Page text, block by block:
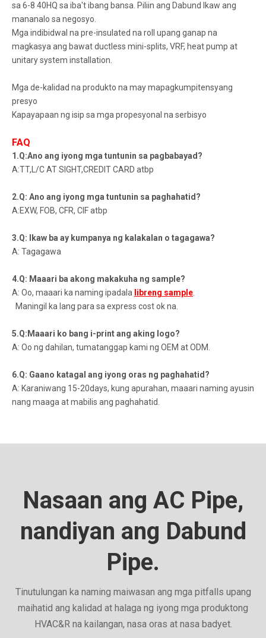
sa 6-8 40HQ sa iba't ibang bansa. Piliin ang Dabund Ikaw ang
mananalo sa negosyo.
Mga indibidwal na pre-insulated na roll upang ganap na
magkasya ang bawat ductless mini-splits, VRF, heat pump at
unitary system installation.
Mga de-kalidad na produkto na may mapagkumpitensyang
presyo
Kapayapaan ng isip sa mga propesyonal na serbisyo
FAQ
1.Q:Ano ang iyong mga tuntunin sa pagbabayad?
A:TT,L/C AT SIGHT,CREDIT CARD atbp
2.Q: Ano ang iyong mga tuntunin sa paghahatid?
A:EXW, FOB, CFR, CIF atbp
3.Q: Ikaw ba ay kumpanya ng kalakalan o tagagawa?
A: Tagagawa
4.Q: Maaari ba akong makakuha ng sample?
A: Oo, maaari ka naming ipadala libreng sample
Maningil ka lang para sa express cost ok na.
5.Q:Maaari ko bang i-print ang aking logo?
A: Oo ng dahilan, tumatanggap kami ng OEM at ODM.
6.Q: Gaano katagal ang iyong oras ng paghahatid?
A: Karaniwang 15-20days, kung apurahan, maaari naming ayusin
nang maaga at mabilis ang paghahatid.
Nasaan ang AC Pipe,
nandiyan ang Dabund
Pipe.
Tinutulungan ka naming maiwasan ang mga pitfalls upang
maihatid ang kalidad at halaga ng iyong mga produktong
HVAC&R na kailangan, nasa oras at nasa badyet.